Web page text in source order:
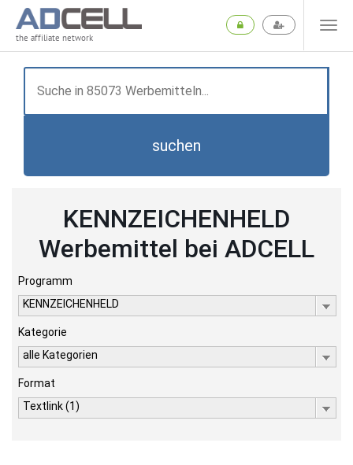
the affiliate network
suchen
KENNZEICHENHELD
Werbemittel bei ADCELL
Programm
KENNZEICHENHELD
Kategorie
alle Kategorien
Format
Textlink (1)